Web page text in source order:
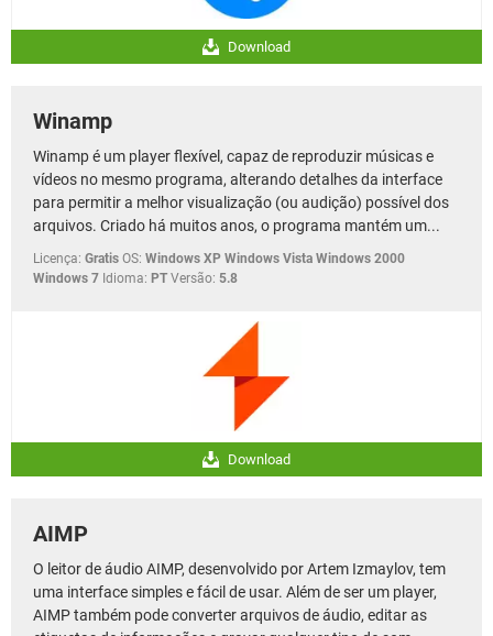
Download
Winamp
Winamp é um player flexível, capaz de reproduzir músicas e
vídeos no mesmo programa, alterando detalhes da interface
para permitir a melhor visualização (ou audição) possível dos
arquivos. Criado há muitos anos, o programa mantém um...
Licença: Gratis OS: Windows XP Windows Vista Windows 2000
Windows 7 Idioma: PT Versão: 5.8
Download
AIMP
O leitor de áudio AIMP, desenvolvido por Artem Izmaylov, tem
uma interface simples e fácil de usar. Além de ser um player,
AIMP também pode converter arquivos de áudio, editar as